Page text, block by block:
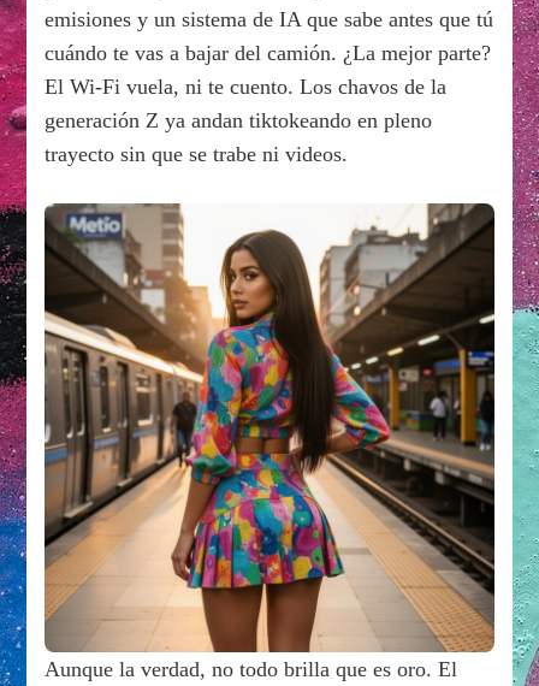
emisiones y un sistema de IA que sabe antes que tú
cuándo te vas a bajar del camión. ¿La mejor parte?
El Wi-Fi vuela, ni te cuento. Los chavos de la
generación Z ya andan tiktokeando en pleno
trayecto sin que se trabe ni videos.
Aunque la verdad, no todo brilla que es oro. El